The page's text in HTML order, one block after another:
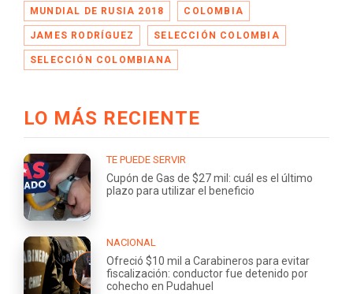
MUNDIAL DE RUSIA 2018 COLOMBIA
JAMES RODRÍGUEZ SELECCIÓN COLOMBIA
SELECCIÓN COLOMBIANA
LO MÁS RECIENTE
TE PUEDE SERVIR
Cupón de Gas de $27 mil: cuál es el último
plazo para utilizar el beneficio
NACIONAL
Ofreció $10 mil a Carabineros para evitar
fiscalización: conductor fue detenido por
cohecho en Pudahuel